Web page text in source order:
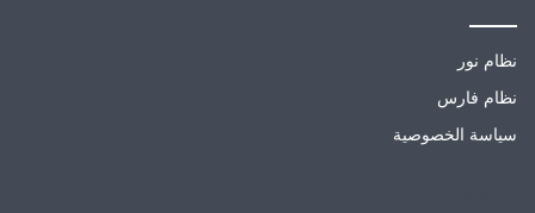
نظام نور
نظام فارس
سياسة الخصوصية